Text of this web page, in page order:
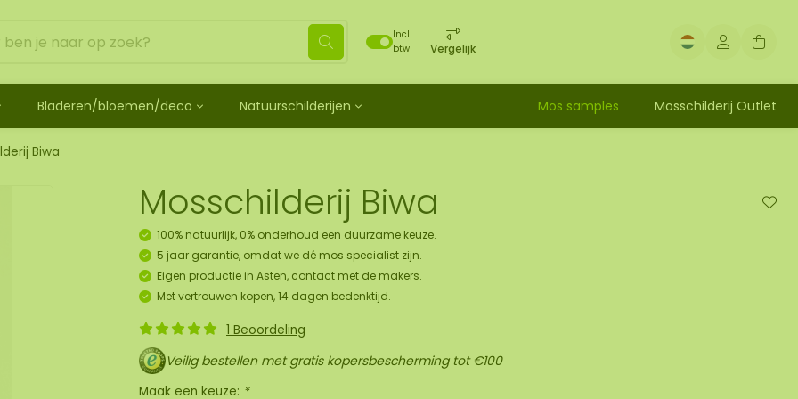
Incl.
btw
Vergelijk
Mosdots [TIP]
Mosdot Cuatro
Mosdot set
en spray
Los mos behandeld
Bolmos
Fluff mos
ECO mos [Budget]
moscadeau idee
Bladeren/bloemen/deco
bladeren
Natuurschilderijen Mos samples Mosschilderij Outlet
Biwa
Mosschilderij Biwa
100% natuurlijk, 0% onderhoud een duurzame keuze.
5 jaar garantie, omdat we dé mos specialist zijn.
Eigen productie in Asten, contact met de makers.
Met vertrouwen kopen, 14 dagen bedenktijd.
1 Beoordeling
Veilig bestellen met gratis kopersbescherming tot €100
Maak een keuze: *